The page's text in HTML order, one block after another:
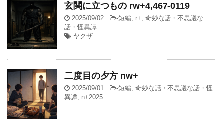
玄関に立つもの rw+4,467-0119
2025/09/02 -短編 r+ 奇妙な話・不思議な
話・怪異譚
ヤクザ
二度目の夕方 nw+
2025/09/01 -短編 奇妙な話・不思議な話・怪
異譚 n+2025